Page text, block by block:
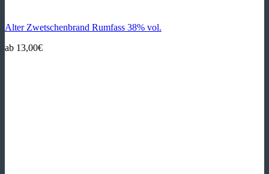
Alter Zwetschenbrand Rumfass 38% vol.
ab 13,00€